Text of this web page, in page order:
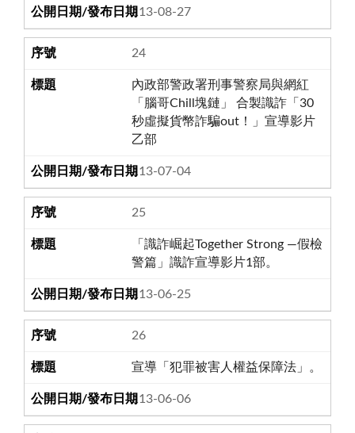
113-08-27
24
內政部警政署刑事警察局與網紅
「腦哥Chill塊鏈」 合製識詐「30
秒虛擬貨幣詐騙out！」宣導影片
乙部
113-07-04
25
「識詐崛起Together Strong ―假檢
警篇」識詐宣導影片1部。
113-06-25
26
宣導「犯罪被害人權益保障法」。
113-06-06